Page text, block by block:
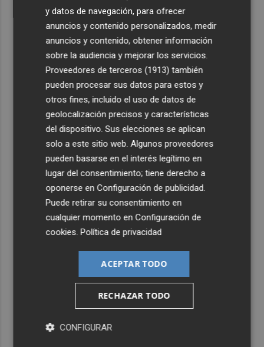
y datos de navegación, para ofrecer
anuncios y contenido personalizados, medir
anuncios y contenido, obtener información
sobre la audiencia y mejorar los servicios.
Proveedores de terceros (1913) también
pueden procesar sus datos para estos y
otros fines, incluido el uso de datos de
geolocalización precisos y características
del dispositivo. Sus elecciones se aplican
solo a este sitio web. Algunos proveedores
pueden basarse en el interés legítimo en
lugar del consentimiento; tiene derecho a
oponerse enConfiguración de publicidad
Puede retirar su consentimiento en
cualquier momento enConfiguración de
cookies .Política de privacidad
ACEPTAR TODO
RECHAZAR TODO
CONFIGURAR